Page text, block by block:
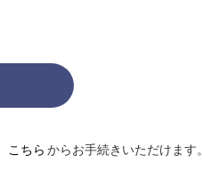
こちら からお手続きいただけます。